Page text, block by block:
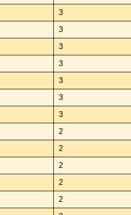
3
3
3
3
3
3
3
2
2
2
2
2